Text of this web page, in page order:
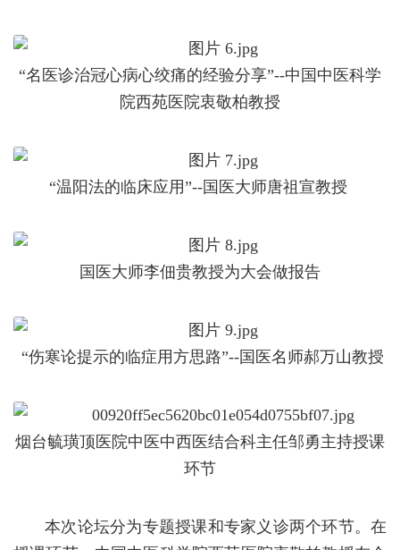
“名医诊治冠心病心绞痛的经验分享”--中国中医科学
院西苑医院衷敬柏教授
“温阳法的临床应用”--国医大师唐祖宣教授
国医大师李佃贵教授为大会做报告
“伤寒论提示的临症用方思路”--国医名师郝万山教授
烟台毓璜顶医院中医中西医结合科主任邹勇主持授课
环节
本次论坛分为专题授课和专家义诊两个环节。在